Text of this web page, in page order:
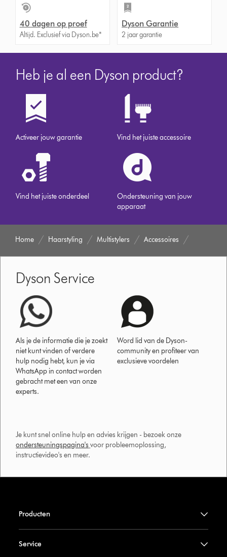
40 dagen op proef
Altijd. Exclusief via Dyson.be*
Dyson Garantie
2 jaar garantie
Heb je al een Dyson product?
Activeer jouw garantie Vind het juiste accessoire
Vind het juiste onderdeel
Ondersteuning van jouw
apparaat
Home Haarstyling Multistylers Accessoires
Dyson Service
Als je de informatie die je zoekt
niet kunt vinden of verdere
hulp nodig hebt, kun je via
WhatsApp in contact worden
gebracht met een van onze
experts.
Word lid van de Dyson-
community en profiteer van
exclusieve voordelen
Je kunt snel online hulp en advies krijgen - bezoek onze
ondersteuningspagina's voor probleemoplossing,
instructievideo's en meer.
Producten
Service